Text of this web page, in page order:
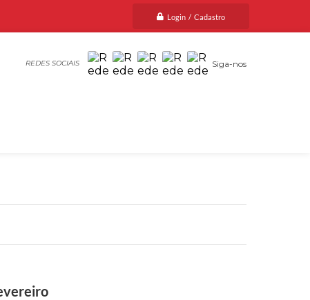
Login / Cadastro
Siga-nos